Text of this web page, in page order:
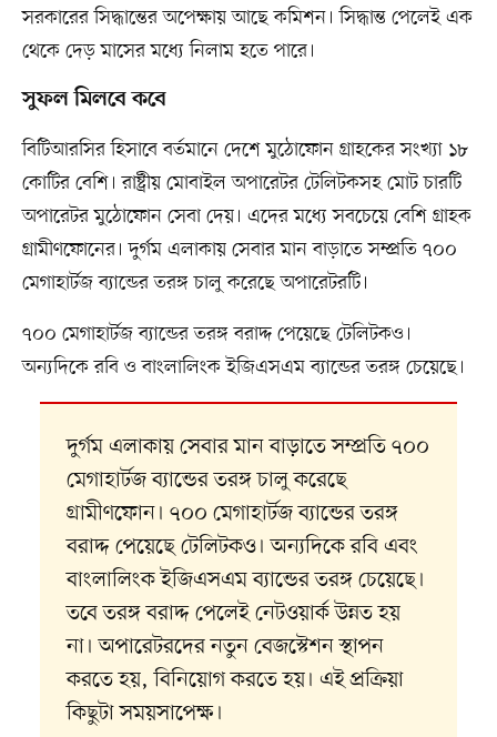
সরকারের সিদ্ধান্তের অপেক্ষায় আছে কমিশন। সিদ্ধান্ত পেলেই এক
থেকে দেড় মাসের মধ্যে নিলাম হতে পারে।
সুফল মিলবে কবে
বিটিআরসির হিসাবে বর্তমানে দেশে মুঠোফোন গ্রাহকের সংখ্যা ১৮
কোটির বেশি। রাষ্ট্রীয় মোবাইল অপারেটর টেলিটকসহ মোট চারটি
অপারেটর মুঠোফোন সেবা দেয়। এদের মধ্যে সবচেয়ে বেশি গ্রাহক
গ্রামীণফোনের। দুর্গম এলাকায় সেবার মান বাড়াতে সম্প্রতি ৭০০
মেগাহার্টজ ব্যান্ডের তরঙ্গ চালু করেছে অপারেটরটি।
৭০০ মেগাহার্টজ ব্যান্ডের তরঙ্গ বরাদ্দ পেয়েছে টেলিটকও।
অন্যদিকে রবি ও বাংলালিংক ইজিএসএম ব্যান্ডের তরঙ্গ চেয়েছে।
দুর্গম এলাকায় সেবার মান বাড়াতে সম্প্রতি ৭০০
মেগাহার্টজ ব্যান্ডের তরঙ্গ চালু করেছে
গ্রামীণফোন। ৭০০ মেগাহার্টজ ব্যান্ডের তরঙ্গ
বরাদ্দ পেয়েছে টেলিটকও। অন্যদিকে রবি এবং
বাংলালিংক ইজিএসএম ব্যান্ডের তরঙ্গ চেয়েছে।
তবে তরঙ্গ বরাদ্দ পেলেই নেটওয়ার্ক উন্নত হয়
না। অপারেটরদের নতুন বেজস্টেশন স্থাপন
করতে হয়, বিনিয়োগ করতে হয়। এই প্রক্রিয়া
কিছুটা সময়সাপেক্ষ।